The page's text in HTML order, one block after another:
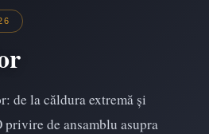
de la căldura extremă și
de ansamblu asupra